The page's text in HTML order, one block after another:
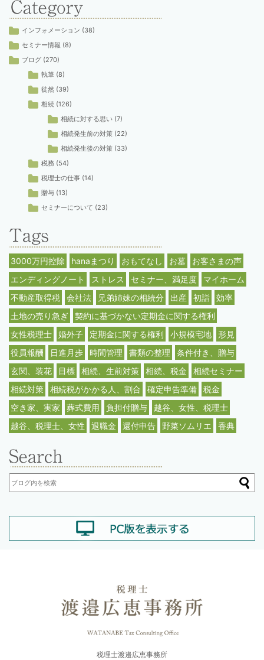
インフォメーション (38)
セミナー情報 (8)
ブログ (270)
執筆 (8)
徒然 (39)
相続 (126)
相続に対する思い (7)
相続発生前の対策 (22)
相続発生後の対策 (33)
税務 (54)
税理士の仕事 (14)
贈与 (13)
セミナーについて (23)
3000万円控除 hanaまつり おもてなし お墓
お客さまの声
エンディングノート
ストレス セミナー、満足度
マイホーム
不動産取得税
会社法 兄弟姉妹の相続分 出産 初詣
効率
土地の売り急ぎ
契約に基づかない定期金に関する権利
女性税理士
婚外子 定期金に関する権利 小規模宅地
形見
役員報酬
日進月歩 時間管理 書類の整理
条件付き、贈与
玄関、装花
目標 相続、生前対策 相続、税金
相続セミナー
相続対策
相続税がかかる人、割合 確定申告準備
税金
空き家、実家
葬式費用 負担付贈与
越谷、女性、税理士
越谷、税理士、女性
退職金 還付申告 野菜ソムリエ 香典
税理士渡邉広恵事務所